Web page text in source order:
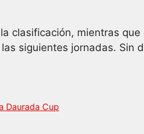
clasificación, mientras que
siguientes jornadas. Sin
Daurada Cup